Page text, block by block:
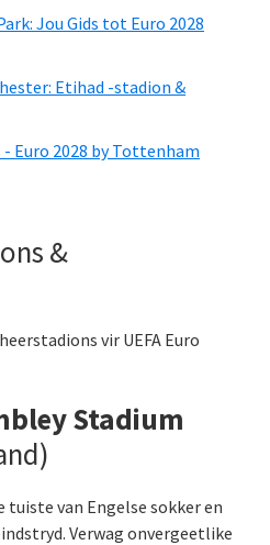
Jou Gids tot Euro 2028
Etihad -stadion &
- Euro 2028 by Tottenham
&
vir UEFA Euro
Stadium
tuiste van Engelse sokker en
Verwag onvergeetlike